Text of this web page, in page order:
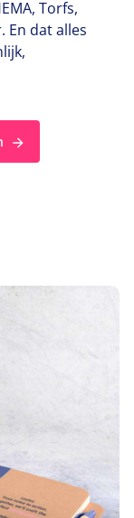
, Torfs,
En dat alles